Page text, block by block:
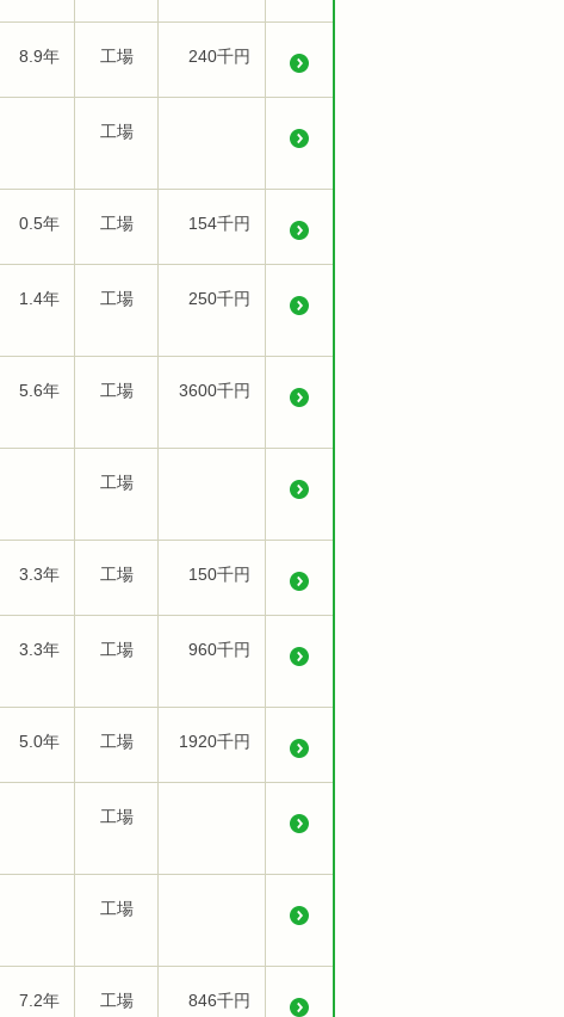
8.9年 工場 240千円
工場
0.5年 工場 154千円
1.4年 工場 250千円
5.6年 工場 3600千円
工場
3.3年 工場 150千円
3.3年 工場 960千円
5.0年 工場 1920千円
工場
工場
7.2年 工場 846千円